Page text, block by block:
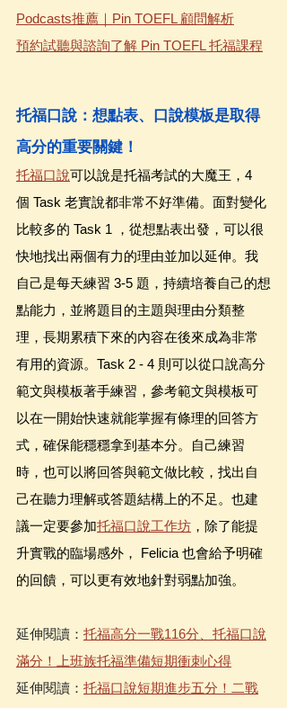
Podcasts推薦｜Pin TOEFL 顧問解析
預約試聽與諮詢了解 Pin TOEFL 托福課程
托福口說：想點表、口說模板是取得
高分的重要關鍵！
托福口說可以說是托福考試的大魔王，4
個 Task 老實說都非常不好準備。面對變化
比較多的 Task 1 ，從想點表出發，可以很
快地找出兩個有力的理由並加以延伸。我
自己是每天練習 3-5 題，持續培養自己的想
點能力，並將題目的主題與理由分類整
理，長期累積下來的內容在後來成為非常
有用的資源。Task 2 - 4 則可以從口說高分
範文與模板著手練習，參考範文與模板可
以在一開始快速就能掌握有條理的回答方
式，確保能穩穩拿到基本分。自己練習
時，也可以將回答與範文做比較，找出自
己在聽力理解或答題結構上的不足。也建
議一定要參加托福口說工作坊 ，除了能提
升實戰的臨場感外， Felicia 也會給予明確
的回饋，可以更有效地針對弱點加強。
延伸閱讀： 托福高分一戰116分、托福口說
滿分！上班族托福準備短期衝刺心得
延伸閱讀： 托福口說短期進步五分！二戰